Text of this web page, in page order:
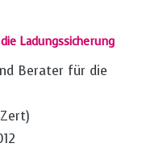
Ladungssicherung
Berater für die